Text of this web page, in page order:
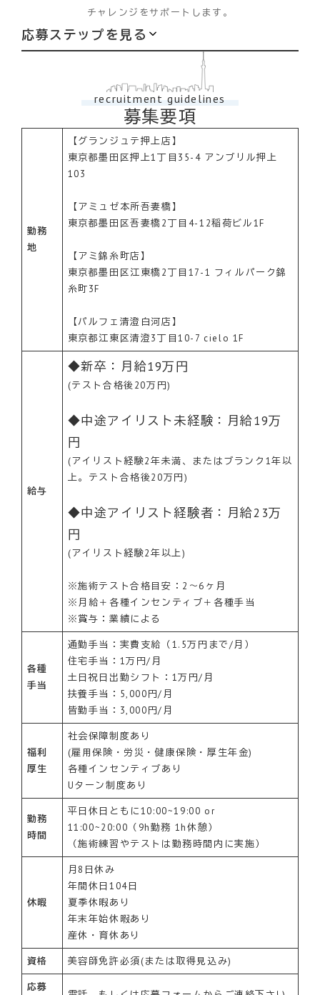
チャレンジをサポートします。
応募ステップを見る
recruitment guidelines
募集要項
勤務
地
【グランジュテ押上店】
東京都墨田区押上1丁目35-4 アンブリル押上
103
【アミュゼ本所吾妻橋】
東京都墨田区吾妻橋2丁目4-12稲荷ビル1F
【アミ錦糸町店】
東京都墨田区江東橋2丁目17-1 フィルパーク錦
糸町3F
【パルフェ清澄白河店】
東京都江東区清澄3丁目10-7 cielo 1F
給与
◆新卒：月給19万円
(テスト合格後20万円)
◆中途アイリスト未経験：月給19万
円
(アイリスト経験2年未満、またはブランク1年以
上。テスト合格後20万円)
◆中途アイリスト経験者：月給23万
円
(アイリスト経験2年以上)
※施術テスト合格目安：2〜6ヶ月
※月給＋各種インセンティブ＋各種手当
※賞与：業績による
各種
手当
通勤手当：実費支給（1.5万円まで/月）
住宅手当：1万円/月
土日祝日出勤シフト：1万円/月
扶養手当：5,000円/月
皆勤手当：3,000円/月
福利
厚生
社会保障制度あり
(雇用保険・労災・健康保険・厚生年金)
各種インセンティブあり
Uターン制度あり
勤務
時間
平日休日ともに10:00~19:00 or
11:00~20:00（9h勤務 1h休憩）
（施術練習やテストは勤務時間内に実施）
休暇
月8日休み
年間休日104日
夏季休暇あり
年末年始休暇あり
産休・育休あり
資格 美容師免許必須(または取得見込み)
応募